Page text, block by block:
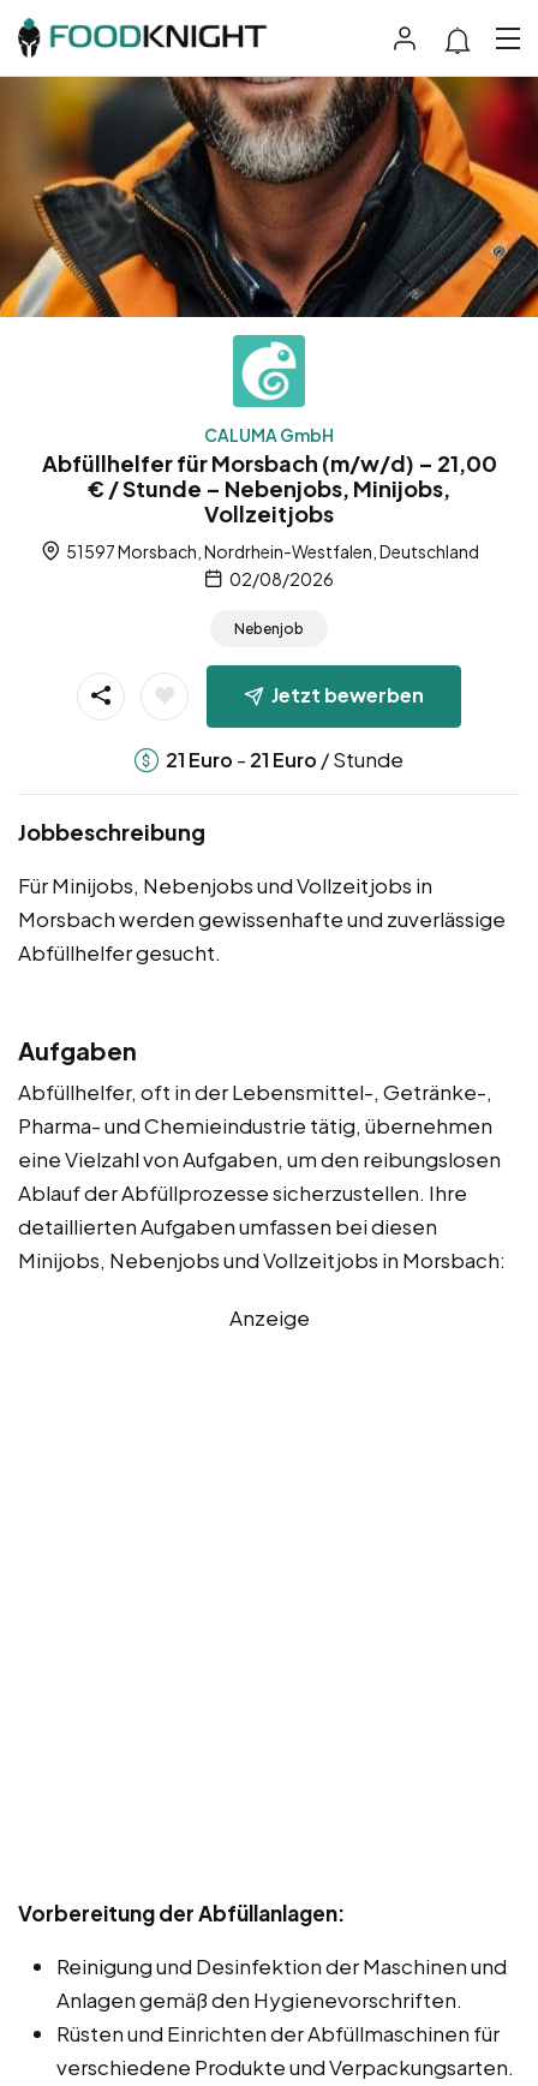
CALUMA GmbH
Abfüllhelfer für Morsbach (m/w/d) – 21,00
€ / Stunde – Nebenjobs, Minijobs,
Vollzeitjobs
51597 Morsbach, Nordrhein-Westfalen, Deutschland
02/08/2026
Nebenjob
Jetzt bewerben
21 Euro - 21 Euro / Stunde
Jobbeschreibung
Für Minijobs, Nebenjobs und Vollzeitjobs in
Morsbach werden gewissenhafte und zuverlässige
Abfüllhelfer gesucht.
Aufgaben
Abfüllhelfer, oft in der Lebensmittel-, Getränke-,
Pharma- und Chemieindustrie tätig, übernehmen
eine Vielzahl von Aufgaben, um den reibungslosen
Ablauf der Abfüllprozesse sicherzustellen. Ihre
detaillierten Aufgaben umfassen bei diesen
Minijobs, Nebenjobs und Vollzeitjobs in Morsbach:
Anzeige
Vorbereitung der Abfüllanlagen:
Reinigung und Desinfektion der Maschinen und
Anlagen gemäß den Hygienevorschriften.
Rüsten und Einrichten der Abfüllmaschinen für
verschiedene Produkte und Verpackungsarten.